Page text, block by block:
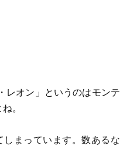
レオン」というのはモン
。
しまっています。数ある